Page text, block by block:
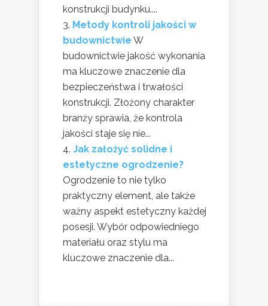
konstrukcji budynku....
Metody kontroli jakości w
budownictwie W
budownictwie jakość wykonania
ma kluczowe znaczenie dla
bezpieczeństwa i trwałości
konstrukcji. Złożony charakter
branży sprawia, że kontrola
jakości staje się nie...
Jak założyć solidne i
estetyczne ogrodzenie?
Ogrodzenie to nie tylko
praktyczny element, ale także
ważny aspekt estetyczny każdej
posesji. Wybór odpowiedniego
materiału oraz stylu ma
kluczowe znaczenie dla...